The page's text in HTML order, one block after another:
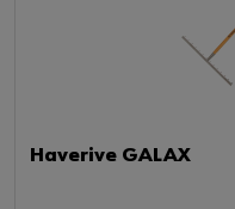
Haverive GALAX